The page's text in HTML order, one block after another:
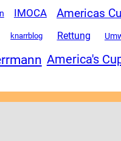
IMOCA Americas
knarrblog Rettung
America's